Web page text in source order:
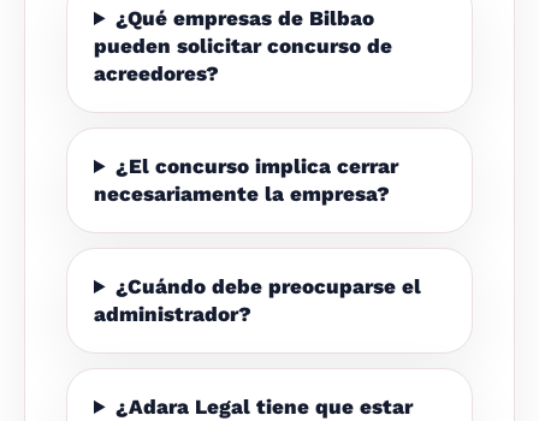
¿Qué empresas de Bilbao
pueden solicitar concurso de
acreedores?
¿El concurso implica cerrar
necesariamente la empresa?
¿Cuándo debe preocuparse el
administrador?
¿Adara Legal tiene que estar